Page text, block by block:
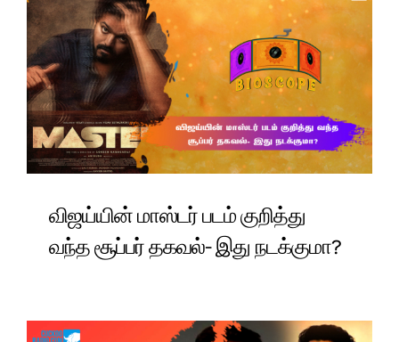
விஜய்யின் மாஸ்டர் படம் குறித்து
வந்த சூப்பர் தகவல்- இது நடக்குமா?